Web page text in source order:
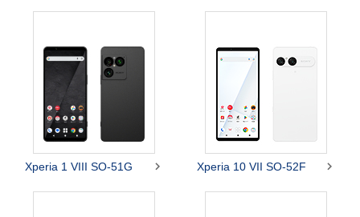
Xperia 1 VIII SO-51G  Xperia 10 VII SO-52F 